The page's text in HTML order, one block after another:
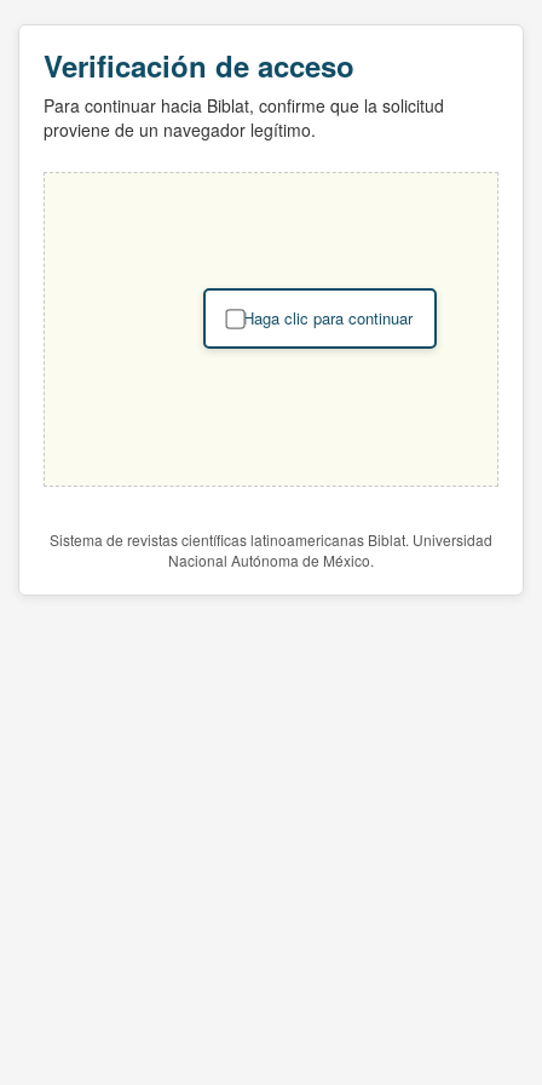
Verificación de acceso
Para continuar hacia Biblat, confirme que la solicitud
proviene de un navegador legítimo.
Haga clic para continuar
Sistema de revistas científicas latinoamericanas Biblat. Universidad
Nacional Autónoma de México.